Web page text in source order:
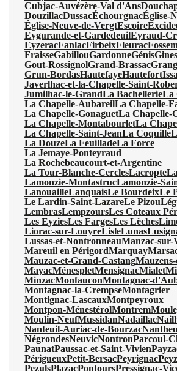
Cubjac-Auvézère-Val d'Ans
DouzillacDussacÉchourgnacÉglise-
Église-Neuve-de-VergtEscoire
Eygurande-et-GardedeuilEyraud-
EyzeracFanlacFirbeixFleurac
FraisseGabillouGardonneGénis
Gout-RossignolGrand-Brassac
Grun-BordasHautefayeHautefort
Javerlhac-et-la-Chapelle-Saint-
Jumilhac-le-GrandLa BachellerieLa
La Chapelle-AubareilLa Chapelle-
La Chapelle-GonaguetLa Chapelle-
La Chapelle-MontabourletLa
La Chapelle-Saint-JeanLa Coquille
La DouzeLa FeuilladeLa Force
La Jemaye-Ponteyraud
La Rochebeaucourt-et-Argentine
La Tour-Blanche-CerclesLacropte
Lamonzie-MontastrucLamonzie-
LanouailleLanquaisLe BourdeixLe
Le Lardin-Saint-LazareLe Pizou
LembrasLempzoursLes Coteaux
Les EyziesLes FargesLes Lèches
Liorac-sur-LouyreLisleLunas
Lussas-et-NontronneauManzac-sur-
Mareuil en PérigordMarquay
Mauzac-et-Grand-Castang
MayacMénespletMensignacMialet
MinzacMonfauconMontagnac-
Montagnac-la-CrempseMontagrier
Montignac-LascauxMontpeyroux
Montpon-MénestérolMontrem
Moulin-NeufMussidanNadaillac
Nanteuil-Auriac-de-Bourzac
NégrondesNeuvicNontronParcoul-
PaunatPaussac-et-Saint-Vivien
PérigueuxPetit-BersacPeyrignac
PezulsPlazacPontoursPressignac-